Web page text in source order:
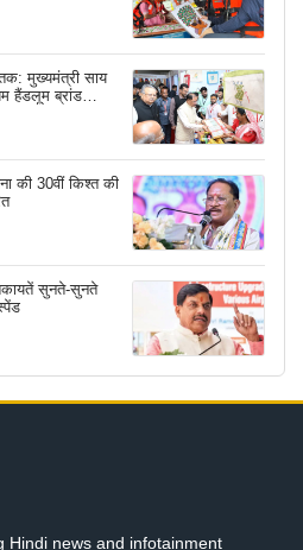
मुख्यमंत्री साय
हैंडलूम ब्रांड
की 30वीं किश्त की
सुनते-सुनते
Hindi news and infotainment